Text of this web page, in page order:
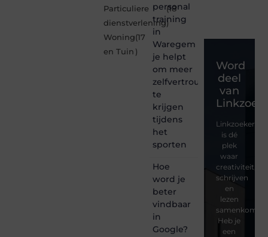
Particuliere
dienstverlening
(18
)
Woning
en Tuin
(17
)
personal
training
in
Waregem
je helpt
om meer
zelfvertrouwen
te
krijgen
tijdens
het
sporten
Hoe
word je
beter
vindbaar
in
Google?
Word
deel
van
is dé
plek
waar
creativiteit,
schrijven
en
lezen
samenkomen.
Heb je
een